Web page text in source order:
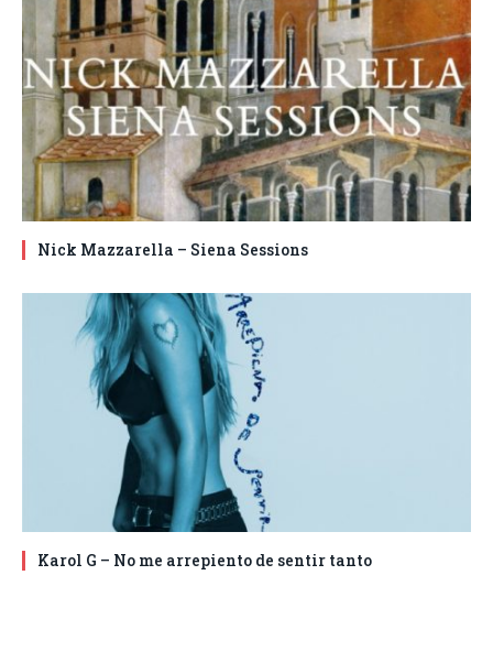
Nick Mazzarella – Siena Sessions
Karol G – No me arrepiento de sentir tanto